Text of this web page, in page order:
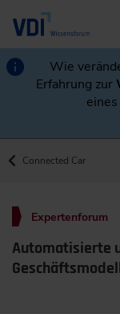
Wie
Erfahrung zur
Connected Car
Expertenforum
Automatisierte